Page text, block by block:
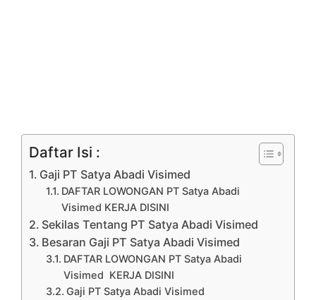
Daftar Isi :
Gaji PT Satya Abadi Visimed
DAFTAR LOWONGAN PT Satya Abadi
Visimed KERJA DISINI
Sekilas Tentang PT Satya Abadi Visimed
Besaran Gaji PT Satya Abadi Visimed
DAFTAR LOWONGAN PT Satya Abadi
Visimed KERJA DISINI
Gaji PT Satya Abadi Visimed